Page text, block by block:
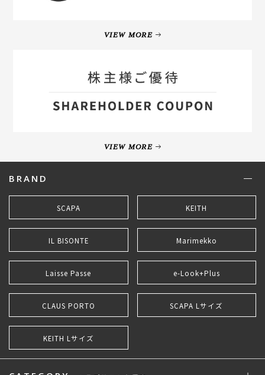
VIEW MORE
VIEW MORE
BRAND
SCAPA KEITH
IL BISONTE Marimekko
Laisse Passe e-Look+Plus
CLAUS PORTO SCAPA Lサイズ
KEITH Lサイズ